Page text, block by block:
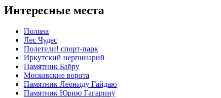
Интересные места
Поляна
Лес Чудес
Полетели! спорт-парк
Иркутский нерпинарий
Памятник Бабру
Московские ворота
Памятник Леониду Гайдаю
Памятник Юрию Гагарину